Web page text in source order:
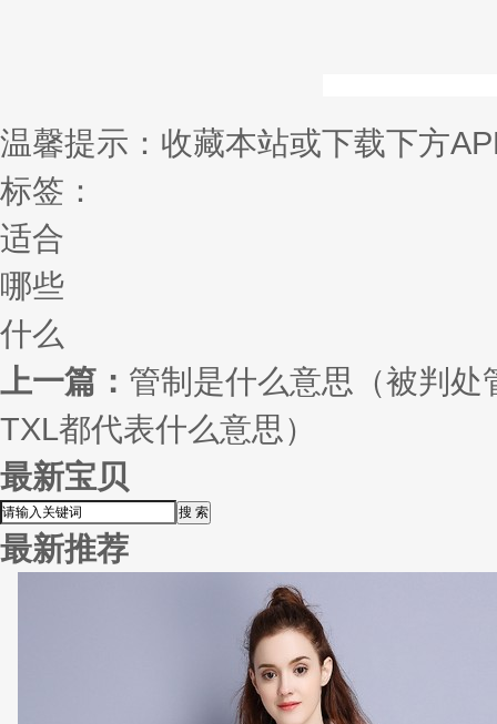
温馨提示：收藏本站或下载下方
标签：
适合
哪些
什么
上一篇： 管制是什么意思（被判
TXL都代表什么意思）
最新宝贝
最新推荐